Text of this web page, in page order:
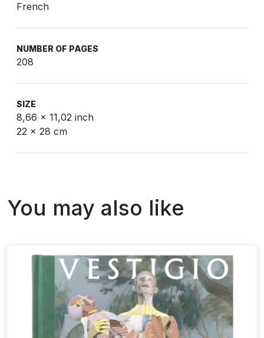
French
NUMBER OF PAGES
208
SIZE
8,66 x 11,02 inch
22 x 28 cm
You may also like